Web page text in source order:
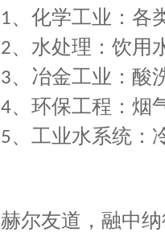
1、 化学工业：各
2、 水处理：饮用
3、 冶金工业：酸
4、 环保工程：烟
5、 工业水系统：
赫尔友道，融中